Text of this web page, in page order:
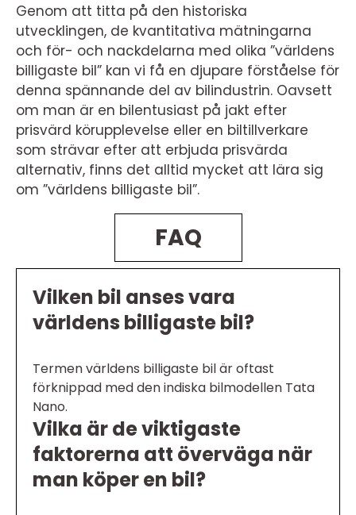
Genom att titta på den historiska
utvecklingen, de kvantitativa mätningarna
och för- och nackdelarna med olika ”världens
billigaste bil” kan vi få en djupare förståelse för
denna spännande del av bilindustrin. Oavsett
om man är en bilentusiast på jakt efter
prisvärd körupplevelse eller en biltillverkare
som strävar efter att erbjuda prisvärda
alternativ, finns det alltid mycket att lära sig
om ”världens billigaste bil”.
FAQ
Vilken bil anses vara
världens billigaste bil?
Termen världens billigaste bil är oftast
förknippad med den indiska bilmodellen Tata
Nano.
Vilka är de viktigaste
faktorerna att överväga när
man köper en bil?